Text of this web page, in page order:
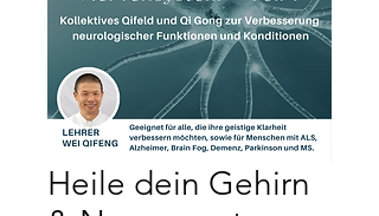
Heile dein Gehirn